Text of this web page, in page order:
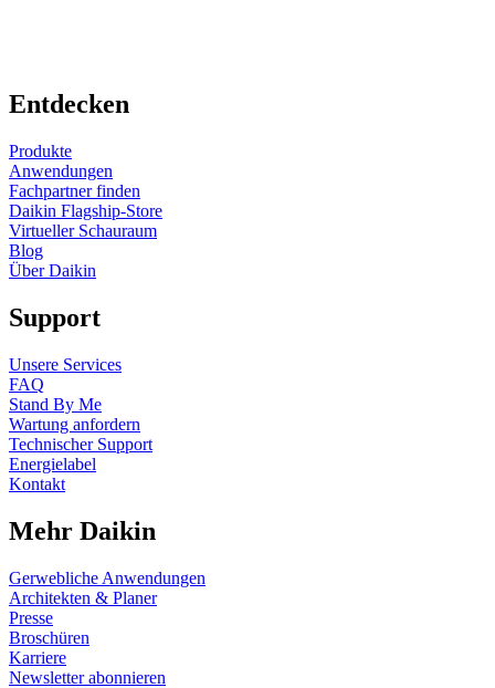
Entdecken
Produkte
Anwendungen
Fachpartner finden
Daikin Flagship-Store
Virtueller Schauraum
Blog
Über Daikin
Support
Unsere Services
FAQ
Stand By Me
Wartung anfordern
Technischer Support
Energielabel
Kontakt
Mehr Daikin
Gerwebliche Anwendungen
Architekten & Planer
Presse
Broschüren
Karriere
Newsletter abonnieren